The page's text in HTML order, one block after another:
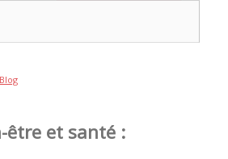
être et santé :